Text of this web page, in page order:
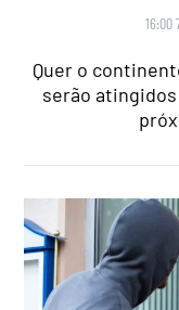
16:00
Quer o
serão